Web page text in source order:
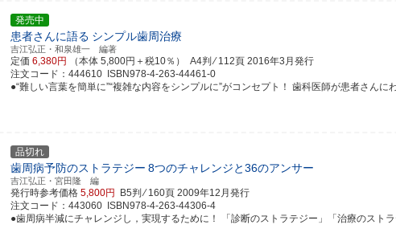
発売中
患者さんに語る シンプル歯周治療
吉江弘正・和泉雄一 編著
定価 6,380円 （本体 5,800円＋税10％） A4判 ⁄ 112頁 2016年3月発行
注文コード：444610 ISBN978-4-263-44461-0
●“難しい言葉を簡単に”“複雑な内容をシンプルに”がコンセプト！ 歯科医師が患者さんに
品切れ
歯周病予防のストラテジー 8つのチャレンジと36のアンサー
吉江弘正・宮田隆 編
発行時参考価格 5,800円 B5判 ⁄ 160頁 2009年12月発行
注文コード：443060 ISBN978-4-263-44306-4
●歯周病半減にチャレンジし，実現するために！ 「診断のストラテジー」「治療のスト